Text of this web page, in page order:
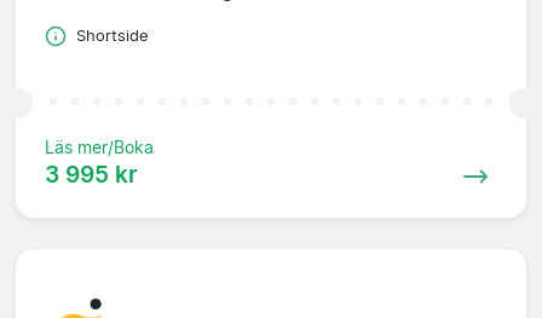
Shortside
Läs mer/Boka
3 995 kr